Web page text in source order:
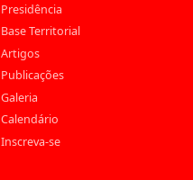
Presidência
Base Territorial
Artigos
Publicações
Galeria
Calendário
Inscreva-se